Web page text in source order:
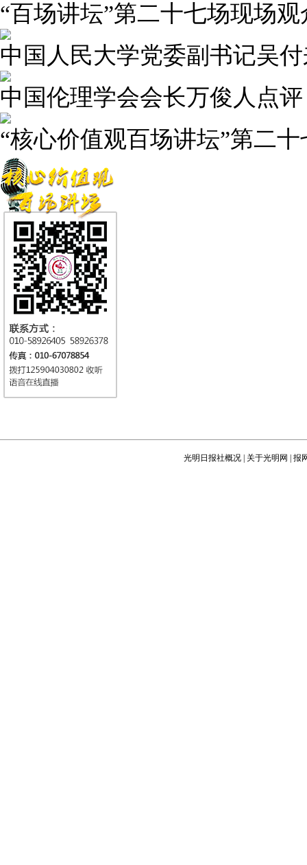
“百场讲坛”第二十七场现场
中国人民大学党委副书记吴
中国伦理学会会长万俊人点评
“核心价值观百场讲坛”第二
光明日报社概况 关于光明网 报